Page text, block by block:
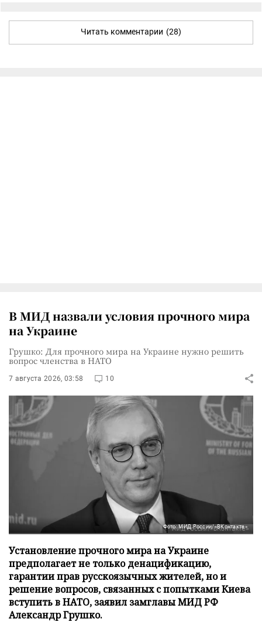
Читать комментарии (28)
В МИД назвали условия прочного мира
на Украине
Грушко: Для прочного мира на Украине нужно решить
вопрос членства в НАТО
7 августа 2026, 03:58 10
Фото: МИД России/«ВКонтакте»
Установление прочного мира на Украине
предполагает не только денацификацию,
гарантии прав русскоязычных жителей, но и
решение вопросов, связанных с попытками Киева
вступить в НАТО, заявил замглавы МИД РФ
Александр Грушко.